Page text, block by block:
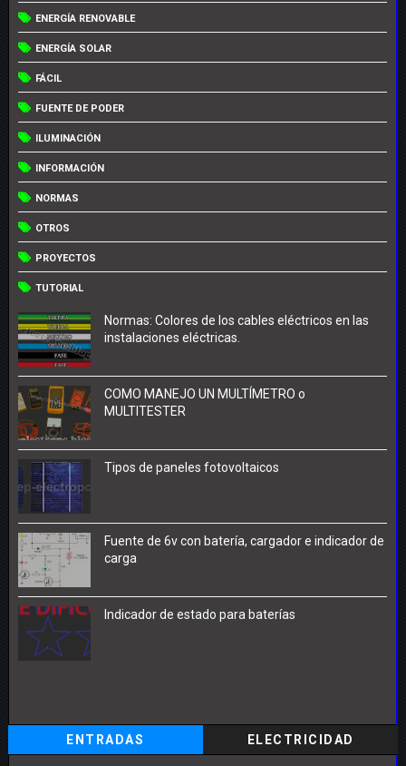
ENERGÍA RENOVABLE
ENERGÍA SOLAR
FÁCIL
FUENTE DE PODER
ILUMINACIÓN
INFORMACIÓN
NORMAS
OTROS
PROYECTOS
TUTORIAL
Normas: Colores de los cables eléctricos en las
instalaciones eléctricas.
COMO MANEJO UN MULTÍMETRO o
MULTITESTER
Tipos de paneles fotovoltaicos
Fuente de 6v con batería, cargador e indicador de
carga
Indicador de estado para baterías
ENTRADAS
ELECTRICIDAD